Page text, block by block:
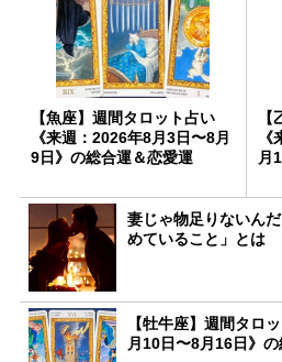
【魚座】週間タロット占い
《来週：2026年8月3日〜8月
9日》の総合運＆恋愛運
月
妻じゃ物足りないん
めていること」とは
【牡牛座】週間タロ
月10日〜8月16日》